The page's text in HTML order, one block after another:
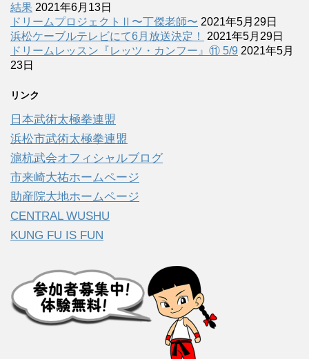
結果 2021年6月13日
ドリームプロジェクトⅡ〜丁傑老師〜 2021年5月29日
浜松ケーブルテレビにて6月放送決定！
2021年5月29日
ドリームレッスン『レッツ・カンフー』⑪ 5/9 2021年5月
23日
リンク
日本武術太極拳連盟
浜松市武術太極拳連盟
滬杭武会オフィシャルブログ
市来崎大祐ホームページ
助産院大地ホームページ
CENTRAL WUSHU
KUNG FU IS FUN